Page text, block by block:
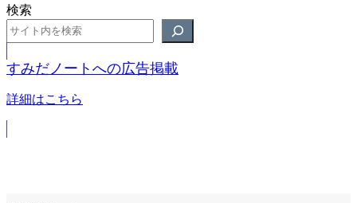
検索
すみだノートへの広告掲載
詳細はこちら